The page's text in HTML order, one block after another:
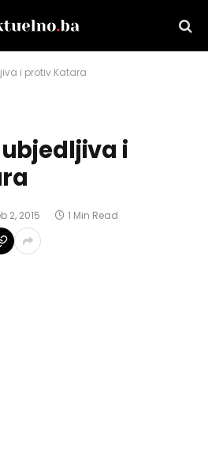
i protiv Katara
i
2, 2015 1 Min Read